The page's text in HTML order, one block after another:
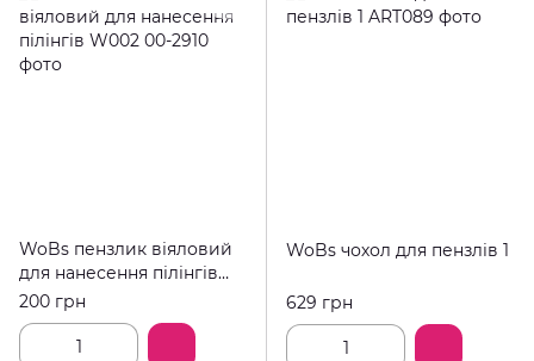
WoBs пензлик віяловий
для нанесення пілінгів
W002
200 грн
WoBs чохол для пензлів 1
629 грн